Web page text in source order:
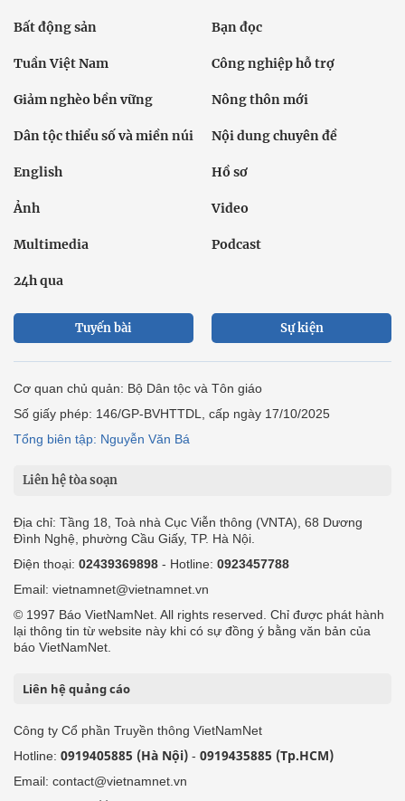
Bất động sản Bạn đọc
Tuần Việt Nam Công nghiệp hỗ trợ
Giảm nghèo bền vững Nông thôn mới
Dân tộc thiểu số và miền núi Nội dung chuyên đề
English Hồ sơ
Ảnh Video
Multimedia Podcast
24h qua
Tuyến bài Sự kiện
Cơ quan chủ quản: Bộ Dân tộc và Tôn giáo
Số giấy phép: 146/GP-BVHTTDL, cấp ngày 17/10/2025
Tổng biên tập: Nguyễn Văn Bá
Liên hệ tòa soạn
Địa chỉ: Tầng 18, Toà nhà Cục Viễn thông (VNTA), 68 Dương
Đình Nghệ, phường Cầu Giấy, TP. Hà Nội.
Điện thoại: 02439369898 - Hotline: 0923457788
Email: vietnamnet@vietnamnet.vn
© 1997 Báo VietNamNet. All rights reserved. Chỉ được phát hành
lại thông tin từ website này khi có sự đồng ý bằng văn bản của
báo VietNamNet.
Liên hệ quảng cáo
Công ty Cổ phần Truyền thông VietNamNet
Hotline: 0919405885 (Hà Nội) - 0919435885 (Tp.HCM)
Email: contact@vietnamnet.vn